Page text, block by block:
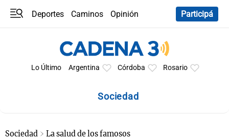
Deportes Caminos
Opinión
Participá
Lo Último Argentina Córdoba Rosario
Sociedad
Sociedad La salud de los famosos